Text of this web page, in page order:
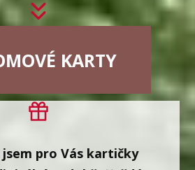
KARTY
pro Vás kartičky